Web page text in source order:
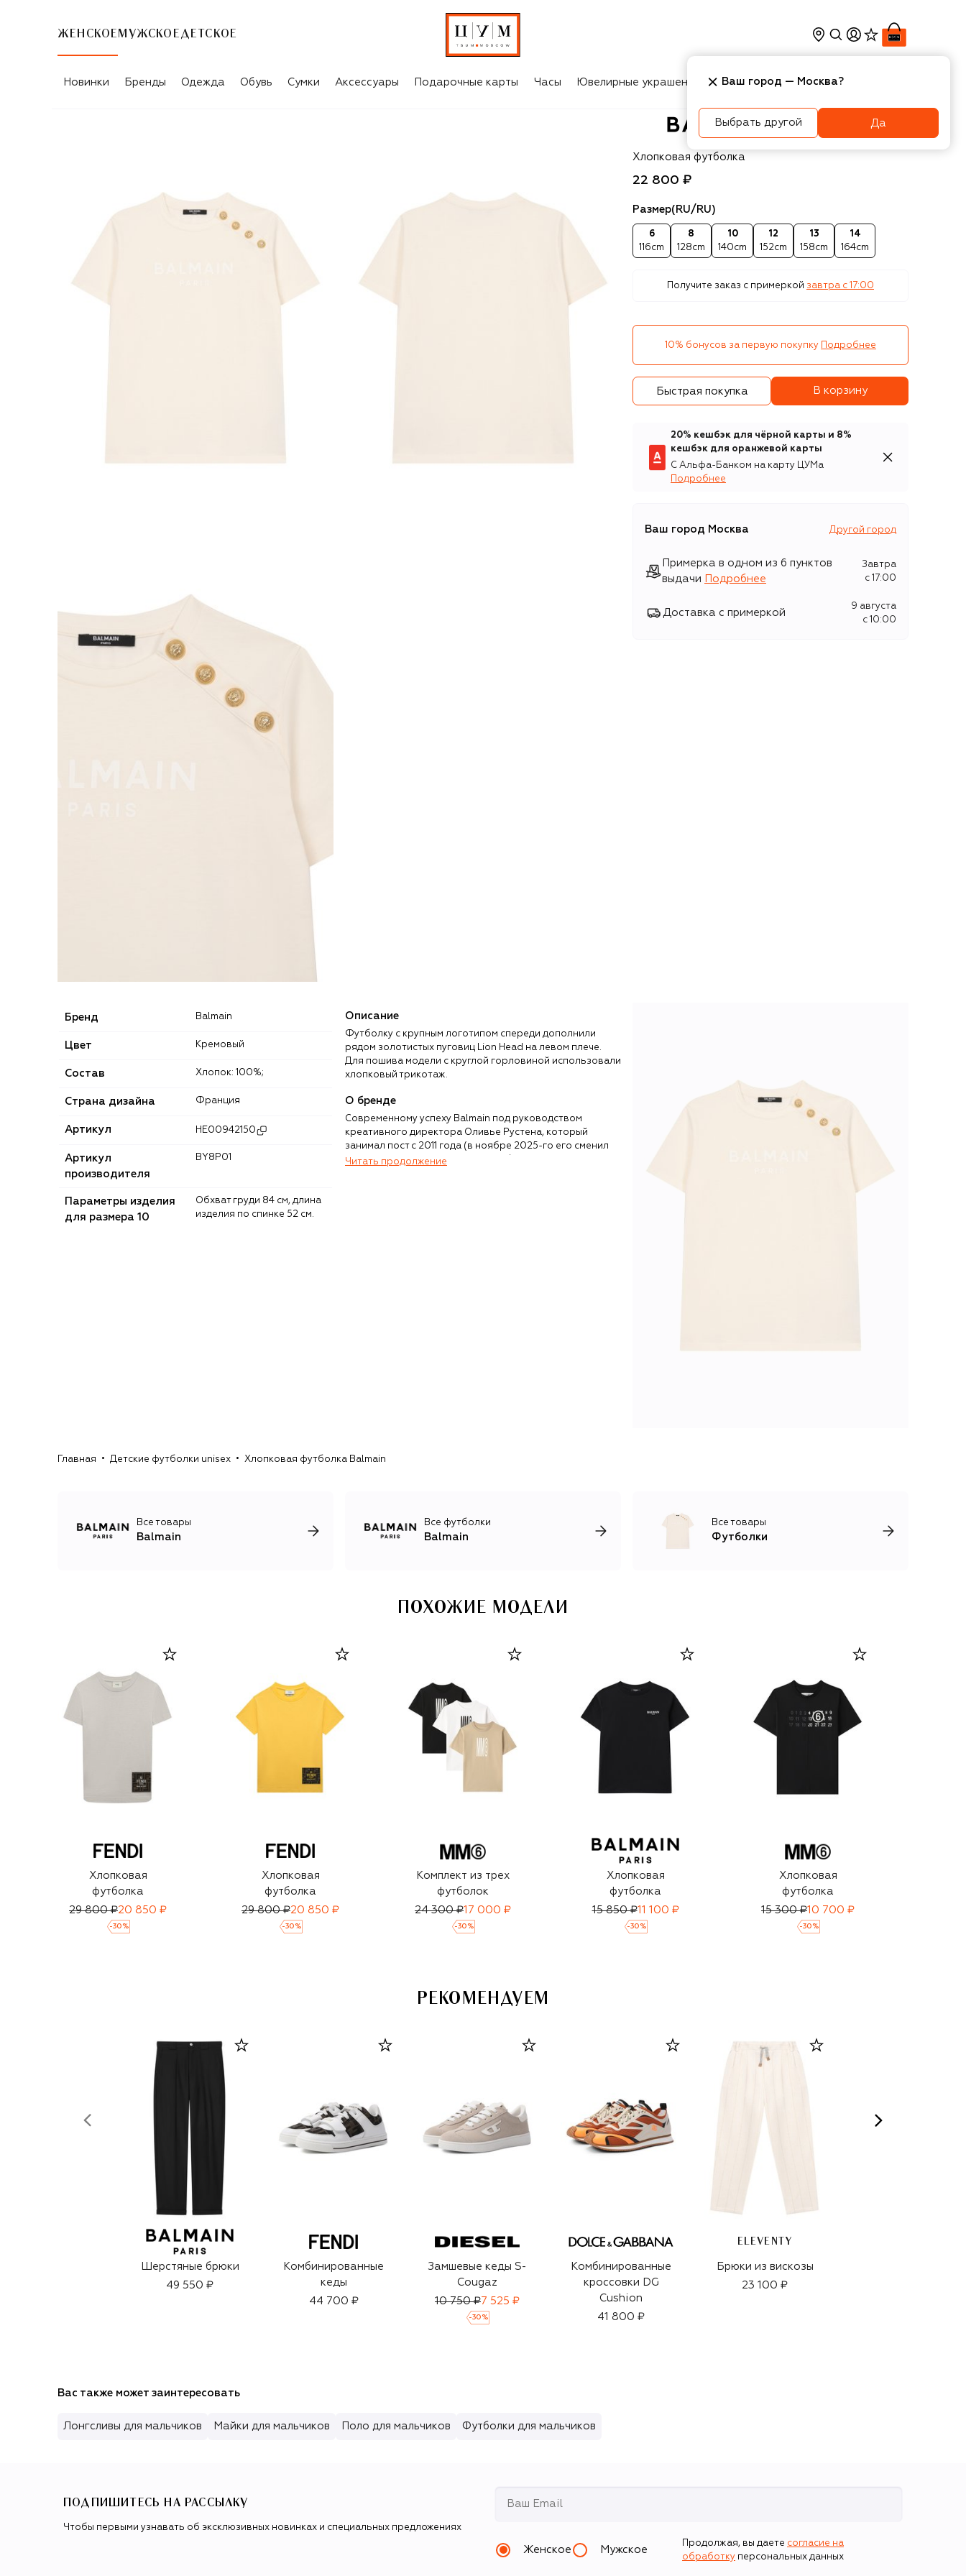
ЖЕНСКОЕ МУЖСКОЕ ДЕТСКОЕ
Новинки Бренды Одежда Обувь Сумки Аксессуары Подарочные карты Часы Ювелирные украшения Косметика Интерьер
Balmain
Хлопковая футболка
22 800 ₽
Размер(RU/RU)
6
116cm
8
128cm
10
140cm
12
152cm
13
158cm
14
164cm
Получите заказ с примеркой завтра c 17:00
10% бонусов за первую покупку Подробнее
Быстрая покупка В корзину
20% кешбэк для чёрной карты и 8%
кешбэк для оранжевой карты
С Альфа-Банком на карту ЦУМа
Подробнее
Ваш город Москва Другой город
Примерка в одном из 6 пунктов
выдачи
Подробнее
Завтра
c 17:00
Доставка с примеркой
9 августа
c 10:00
Бренд Balmain
Цвет Кремовый
Состав Хлопок: 100%;
Страна дизайна Франция
Артикул HE00942150
Артикул
производителя
BY8P01
Параметры изделия
для размера 10
Обхват груди 84 см, длина
изделия по спинке 52 см.
Описание
Футболку с крупным логотипом спереди дополнили
рядом золотистых пуговиц Lion Head на левом плече.
Для пошива модели с круглой горловиной использовали
хлопковый трикотаж.
О бренде
Современному успеху Balmain под руководством
креативного директора Оливье Рустена, который
занимал пост с 2011 года (в ноябре 2025-го его сменил
Антонин Трон), предшествовали больше 60 лет
Несмотря на то, что вечерние наряды Balmain
сумки.
Читать продолжение
Главная Детские футболки unisex Хлопковая футболка Balmain
Все товары
Balmain
Все футболки
Balmain
Все товары
Футболки
ПОХОЖИЕ МОДЕЛИ
Хлопковая
футболка
29 800 ₽20 850 ₽
-30 %
Хлопковая
футболка
29 800 ₽20 850 ₽
-30 %
Комплект из трех
футболок
24 300 ₽17 000 ₽
-30 %
Хлопковая
футболка
15 850 ₽11 100 ₽
-30 %
Хлопковая
футболка
15 300 ₽10 700 ₽
-30 %
РЕКОМЕНДУЕМ
Шерстяные брюки
49 550 ₽
Комбинированные
кеды
44 700 ₽
Замшевые кеды S-
Cougaz
10 750 ₽7 525 ₽
-30 %
Комбинированные
кроссовки DG
Cushion
41 800 ₽
ELEVENTY
Брюки из вискозы
23 100 ₽
Вас также может заинтересовать
Лонгсливы для мальчиков Майки для мальчиков Поло для мальчиков Футболки для мальчиков
ПОДПИШИТЕСЬ НА РАССЫЛКУ
Чтобы первыми узнавать об эксклюзивных новинках и специальных предложениях
Женское Мужское
Продолжая, вы даете согласие на
обработку персональных данных
Ваш город — Москва?
Выбрать другой Да